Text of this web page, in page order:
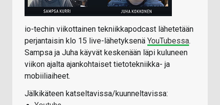
io-techin viikottainen tekniikkapodcast lähetetään
perjantaisin klo 15 live-lähetyksenä YouTubessa.
Sampsa ja Juha käyvät keskenään läpi kuluneen
viikon ajalta ajankohtaiset tietotekniikka- ja
mobiiliaiheet.
Jälkikäteen katseltavissa/kuunneltavissa: